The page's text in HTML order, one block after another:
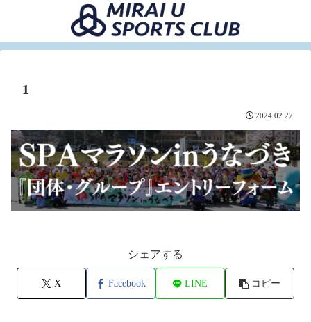
1
2024.02.27
シェアする
X Facebook LINE コピー